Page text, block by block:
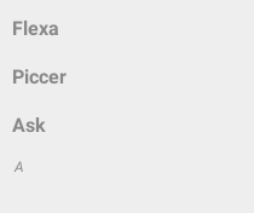
Flexa
Piccer
Ask
A